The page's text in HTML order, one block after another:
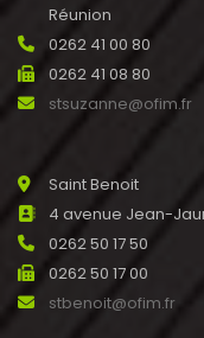
Réunion
0262 41 00 80
0262 41 08 80
stsuzanne@ofim.fr
Saint Benoit
4 avenue Jean-
0262 50 17 50
0262 50 17 00
stbenoit@ofim.fr